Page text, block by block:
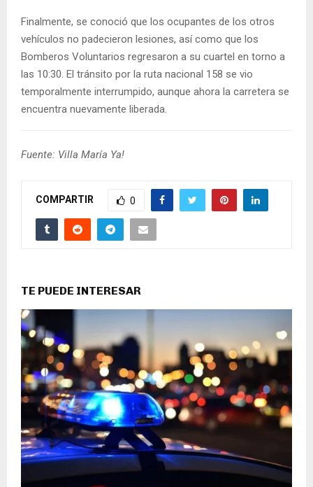
Finalmente, se conoció que los ocupantes de los otros
vehículos no padecieron lesiones, así como que los
Bomberos Voluntarios regresaron a su cuartel en torno a
las 10:30. El tránsito por la ruta nacional 158 se vio
temporalmente interrumpido, aunque ahora la carretera se
encuentra nuevamente liberada.
Fuente: Villa María Ya!
COMPARTIR 0
TE PUEDE INTERESAR